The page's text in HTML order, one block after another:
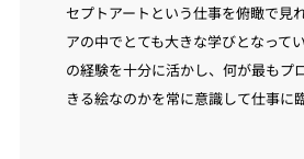
セプトアートという仕事を俯瞰で見
アの中でとても大きな学びとなって
の経験を十分に活かし、何が最もプ
きる絵なのかを常に意識して仕事に